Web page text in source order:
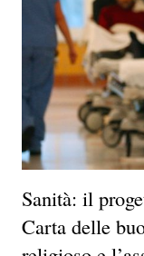
Sanità: il
Carta delle